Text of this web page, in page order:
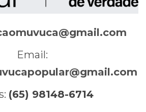
Email:
(65) 98148-6714